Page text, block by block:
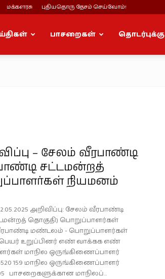
மக்களரசு புதியதொரு தேசம் செய்வோம்!
பாசறைகள் தொடர்புக்கு
– சேலம் வீரபாண்டி
சட்டமன்றத்
நியமனம்
அறிவிப்பு: சேலம் வீரபாண்டி
தொகுதி) பொறுப்பாளர்கள்
மண்டலம் - பொறுப்பாளர்கள்
பெயர் உறுப்பினர் எண் வாக்கக எண்
மாநில ஒருங்கிணைப்பாளர்
159 மாநில ஒருங்கிணைப்பாளர்
பாசறைகளுக்கான மாநிலப்...